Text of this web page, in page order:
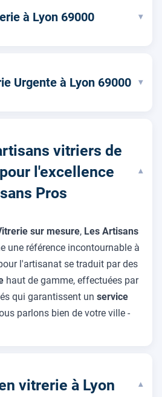
à Lyon 69000 ▾
Urgente à Lyon 69000 ▾
vitriers de
l'excellence
Pros
▾
sur mesure, Les Artisans
une référence incontournable à
l'artisanat se traduit par des
haut de gamme, effectuées par
qui garantissent un service
parlons bien de votre ville -
vitrerie à Lyon ▾